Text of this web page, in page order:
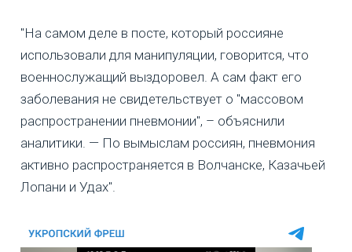
"На самом деле в посте, который россияне
использовали для манипуляции, говорится, что
военнослужащий выздоровел. А сам факт его
заболевания не свидетельствует о "массовом
распространении пневмонии", – объяснили
аналитики. — По вымыслам россиян, пневмония
активно распространяется в Волчанске, Казачьей
Лопани и Удах".